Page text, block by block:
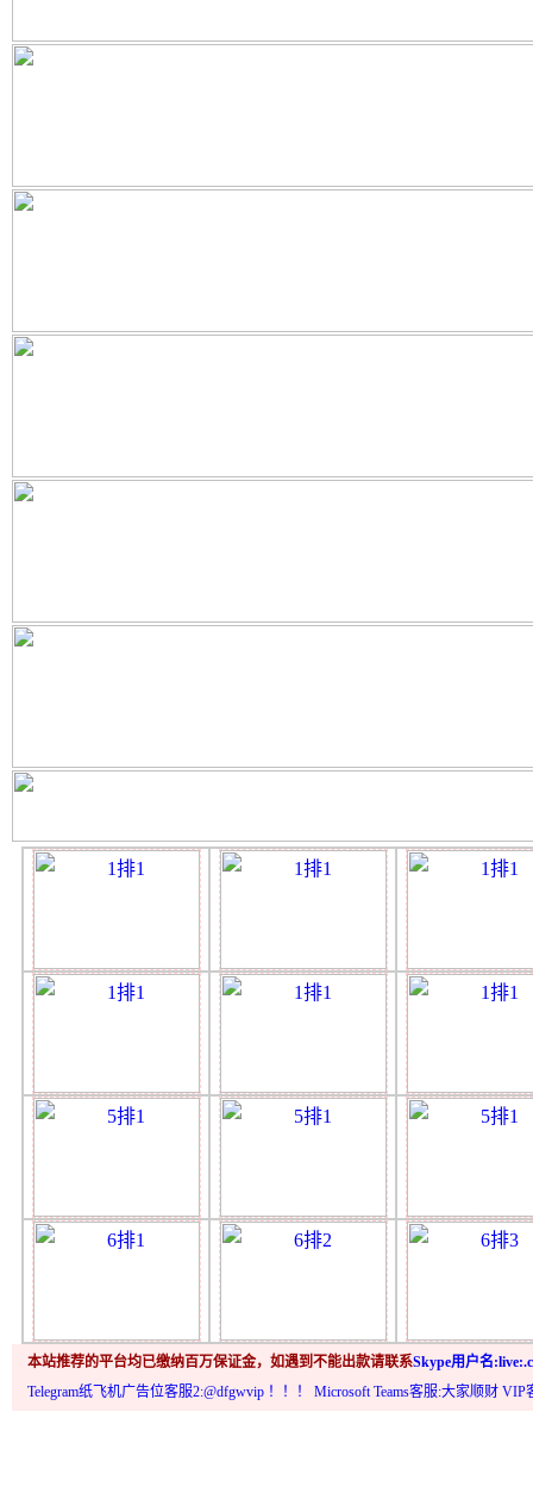
本站推荐的平台均已缴纳百万保证金，如遇到不能出款请联系Skype用户名
Telegram纸飞机广告位客服2:@dfgwvip ！！！ Microsoft Teams客服:大家顺财 VIP